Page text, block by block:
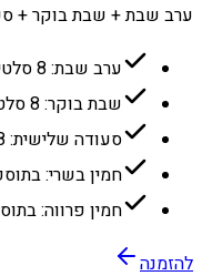
ערב שבת + שבת בוקר +
ערב שבת: 8 סלטים, 2 ראשונות, 3 תוספות, 3 בשרים
שבת בוקר: 8 סלטים, 3 תוספות, 3 בשרים
סעודה שלישית: 8 סלטים, דג מטוגן, פשטידת השף
חמין בשרי: בתוספת 35 ש״ח
חמין פרווה: בתוספת 8
להזמנה